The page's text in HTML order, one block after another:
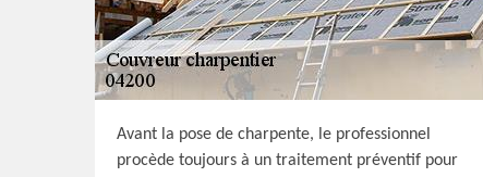
Avant la pose de charpente, le professionnel
procède toujours à un traitement préventif pour